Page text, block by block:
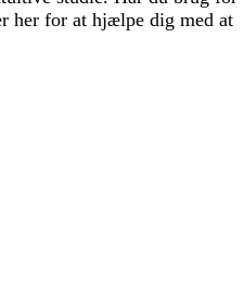
her for at hjælpe dig med at